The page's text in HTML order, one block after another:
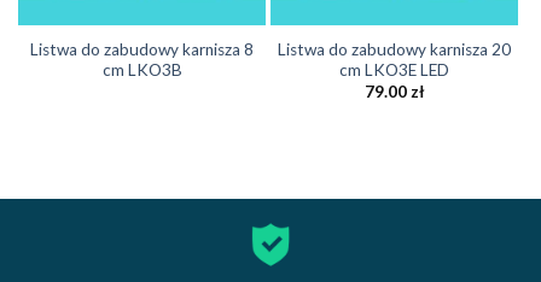
Listwa do zabudowy karnisza 8
cm LKO3B
Listwa do zabudowy karnisza 20
cm LKO3E LED
79.00 zł